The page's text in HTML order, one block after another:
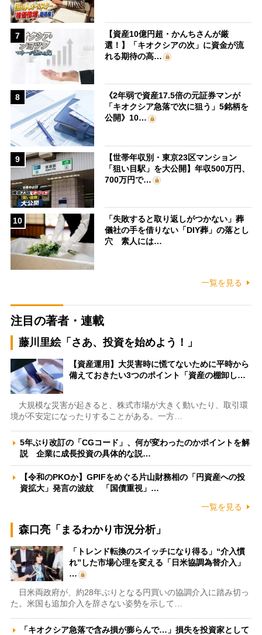
7
【資産10億円超・かんちさんが厳
選！】「キオクシアの次」に資金が流
れる期待の高…
8
《2年弱で資産17.5倍の元証券マンが
「キオクシア急落で次に狙う」5銘柄を
公開》10…
9
【世帯年収別・東京23区マンション
「狙い目駅」を大公開】年収500万円、
700万円で…
10
「失敗すると取り返しがつかない」葬
儀社の手を借りない「DIY葬」の落とし
穴 素人には…
一覧を見る
注目の著者・連載
藤川里絵「さあ、投資を始めよう！」
【資産運用】大災害時に慌てないために平時から
備えておきたい3つのポイント「資産の棚卸し…
大規模な災害が起きると、株式市場が大きく動いたり、取引環
境が不安定になったりすることがある。一方…
5年ぶり改訂の「CGコード」、何が変わったのかポイントを解
説 企業に成長投資の具体的な説…
【令和のPKOか】GPIFをめぐる片山財務相の「円資産への投
資拡大」発言の波紋 「国債重視」…
一覧を見る
森口亮「まるわかり市況分析」
「トレンド転換のスイッチになり得る」“介入慣
れ”した市場心理を変える「日米協調為替介入」
…
日米両政府が、約28年ぶりとなる円買いの協調介入に踏み切っ
た。米国も追加介入を辞さない姿勢を示して…
「キオクシア急落で含み損が膨らんで…」損失を投資家として